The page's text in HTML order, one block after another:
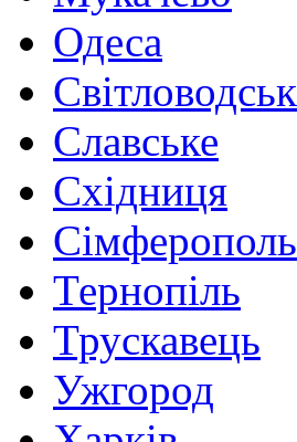
Одеса
Світловодськ
Славське
Східниця
Сімферополь
Тернопіль
Трускавець
Ужгород